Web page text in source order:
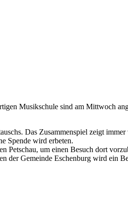
Musikschule sind am Mittwoch
Das Zusammenspiel zeigt
Spende wird erbeten.
Petschau, um einen Besuch dort
der Gemeinde Eschenburg wird ein